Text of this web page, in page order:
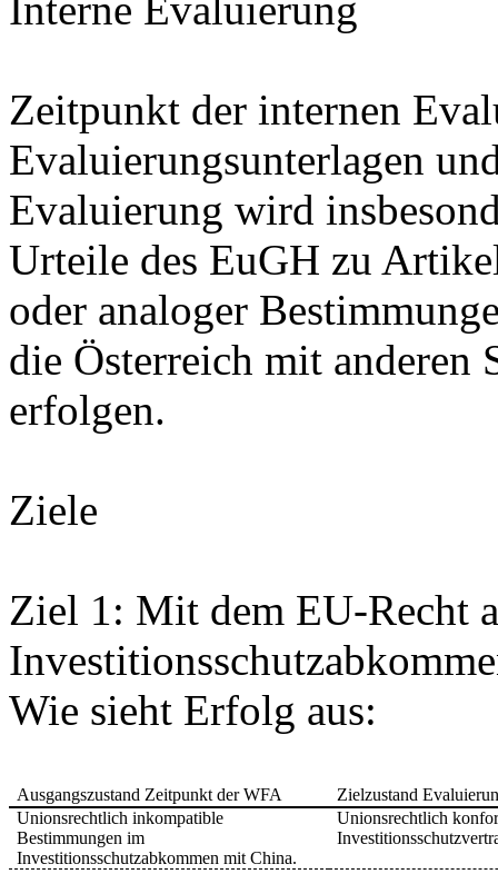
Zeitpunkt der internen
Evaluierungsunterlagen
Evaluierung wird
Urteile des EuGH zu
oder analoger
die Österreich mit anderen
erfolgen.
Ziele
Ziel 1: Mit dem EU-Recht
Wie sieht Erfolg aus:
Ausgangszustand Zeitpunkt der WFA
Zielzustand
Unionsrechtlich inkompatible
Bestimmungen im
Investitionsschutzabkommen mit China.
Unionsrechtlich